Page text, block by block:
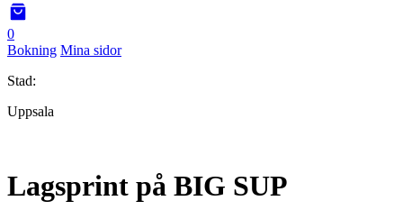
0
Bokning Mina sidor
Stad:
Uppsala
Lagsprint på BIG SUP